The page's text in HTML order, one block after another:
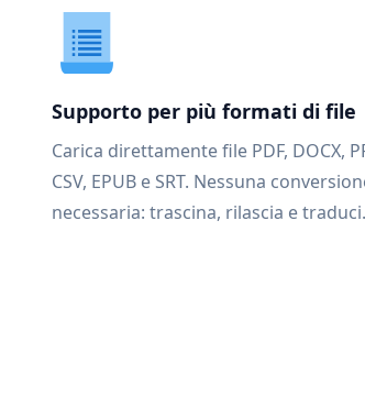
Supporto per più formati di file
Carica direttamente file PDF, DOCX,
CSV, EPUB e SRT. Nessuna
necessaria: trascina, rilascia e traduci.